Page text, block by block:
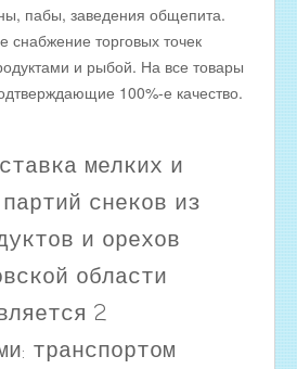
пабы, заведения общепита.
снабжение торговых точек
и рыбой. На все товары
100%-е качество.
мелких и
снеков из
и орехов
области
2
транспортом